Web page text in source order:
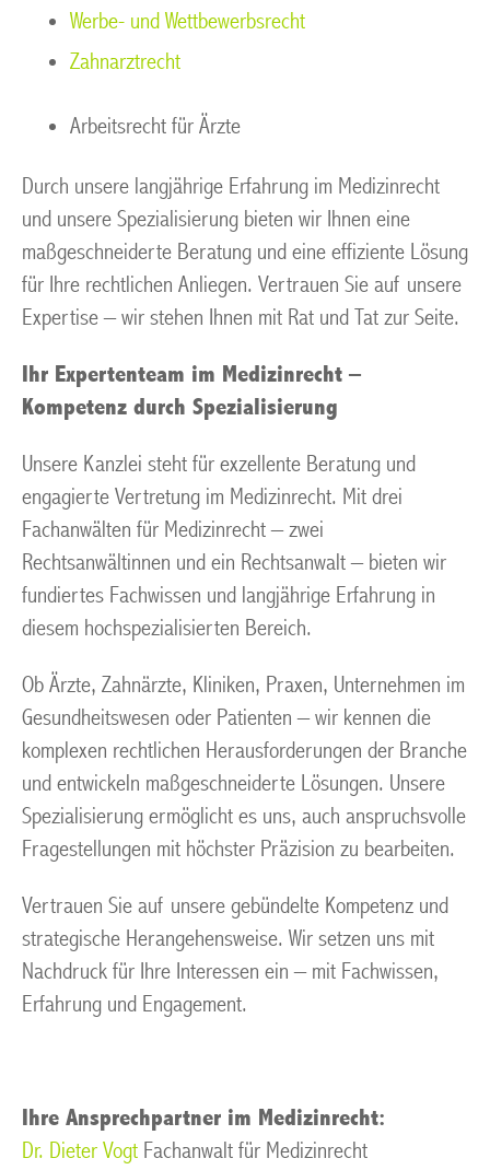
Werbe- und Wettbewerbsrecht
Zahnarztrecht
Arbeitsrecht für Ärzte
Durch unsere langjährige Erfahrung im Medizinrecht
und unsere Spezialisierung bieten wir Ihnen eine
maßgeschneiderte Beratung und eine effiziente Lösung
für Ihre rechtlichen Anliegen. Vertrauen Sie auf unsere
Expertise – wir stehen Ihnen mit Rat und Tat zur Seite.
Ihr Expertenteam im Medizinrecht –
Kompetenz durch Spezialisierung
Unsere Kanzlei steht für exzellente Beratung und
engagierte Vertretung im Medizinrecht. Mit drei
Fachanwälten für Medizinrecht – zwei
Rechtsanwältinnen und ein Rechtsanwalt – bieten wir
fundiertes Fachwissen und langjährige Erfahrung in
diesem hochspezialisierten Bereich.
Ob Ärzte, Zahnärzte, Kliniken, Praxen, Unternehmen im
Gesundheitswesen oder Patienten – wir kennen die
komplexen rechtlichen Herausforderungen der Branche
und entwickeln maßgeschneiderte Lösungen. Unsere
Spezialisierung ermöglicht es uns, auch anspruchsvolle
Fragestellungen mit höchster Präzision zu bearbeiten.
Vertrauen Sie auf unsere gebündelte Kompetenz und
strategische Herangehensweise. Wir setzen uns mit
Nachdruck für Ihre Interessen ein – mit Fachwissen,
Erfahrung und Engagement.
Ihre Ansprechpartner im Medizinrecht:
Dr. Dieter Vogt Fachanwalt für Medizinrecht